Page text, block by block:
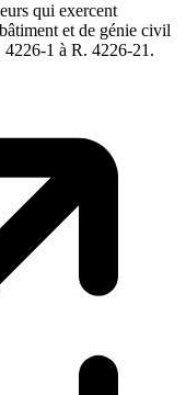
qui exercent
et de génie civil
4226-1 à R. 4226-21.